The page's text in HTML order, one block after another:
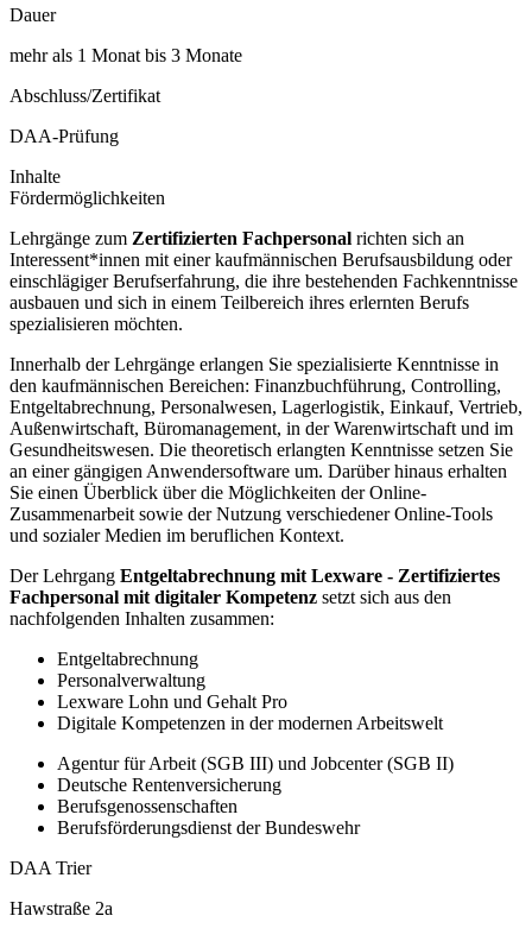
Dauer
mehr als 1 Monat bis 3 Monate
Abschluss/Zertifikat
DAA-Prüfung
Inhalte
Fördermöglichkeiten
Lehrgänge zum Zertifizierten Fachpersonal richten sich an
Interessent*innen mit einer kaufmännischen Berufsausbildung oder
einschlägiger Berufserfahrung, die ihre bestehenden Fachkenntnisse
ausbauen und sich in einem Teilbereich ihres erlernten Berufs
spezialisieren möchten.
Innerhalb der Lehrgänge erlangen Sie spezialisierte Kenntnisse in
den kaufmännischen Bereichen: Finanzbuchführung, Controlling,
Entgeltabrechnung, Personalwesen, Lagerlogistik, Einkauf, Vertrieb,
Außenwirtschaft, Büromanagement, in der Warenwirtschaft und im
Gesundheitswesen. Die theoretisch erlangten Kenntnisse setzen Sie
an einer gängigen Anwendersoftware um. Darüber hinaus erhalten
Sie einen Überblick über die Möglichkeiten der Online-
Zusammenarbeit sowie der Nutzung verschiedener Online-Tools
und sozialer Medien im beruflichen Kontext.
Der Lehrgang Entgeltabrechnung mit Lexware - Zertifiziertes
Fachpersonal mit digitaler Kompetenz setzt sich aus den
nachfolgenden Inhalten zusammen:
Entgeltabrechnung
Personalverwaltung
Lexware Lohn und Gehalt Pro
Digitale Kompetenzen in der modernen Arbeitswelt
Agentur für Arbeit (SGB III) und Jobcenter (SGB II)
Deutsche Rentenversicherung
Berufsgenossenschaften
Berufsförderungsdienst der Bundeswehr
DAA Trier
Hawstraße 2a